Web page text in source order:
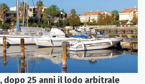
dopo 25 anni il lodo arbitrale